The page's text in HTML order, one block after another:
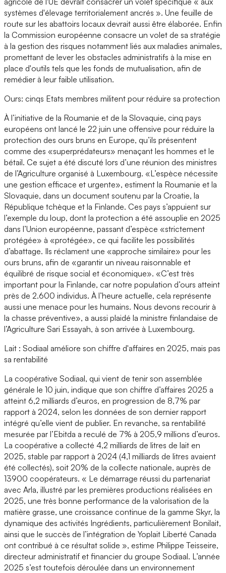
systèmes d'élevage territorialement ancrés ». Une feuille de
route sur les abattoirs locaux devrait aussi être élaborée. Enfin
la Commission européenne consacre un volet de sa stratégie
à la gestion des risques notamment liés aux maladies animales,
promettant de lever les obstacles administratifs à la mise en
place d'outils tels que les fonds de mutualisation, afin de
remédier à leur faible utilisation.
Ours: cinqs Etats membres militent pour réduire sa protection
À l’initiative de la Roumanie et de la Slovaquie, cinq pays
européens ont lancé le 22 juin une offensive pour réduire la
protection des ours bruns en Europe, qu’ils présentent
comme des «superprédateurs» menaçant les hommes et le
bétail. Ce sujet a été discuté lors d’une réunion des ministres
de l’Agriculture organisé à Luxembourg. «L’espèce nécessite
une gestion efficace et urgente», estiment la Roumanie et la
Slovaquie, dans un document soutenu par la Croatie, la
République tchèque et la Finlande. Ces pays s’appuient sur
l’exemple du loup, dont la protection a été assouplie en 2025
dans l’Union européenne, passant d’espèce «strictement
protégée» à «protégée», ce qui facilite les possibilités
d’abattage. Ils réclament une «approche similaire» pour les
ours bruns, afin de «garantir un niveau raisonnable et
équilibré de risque social et économique». «C’est très
important pour la Finlande, car notre population d’ours atteint
près de 2.600 individus. À l’heure actuelle, cela représente
aussi une menace pour les humains. Nous devons recourir à
la chasse préventive», a aussi plaidé la ministre finlandaise de
l’Agriculture Sari Essayah, à son arrivée à Luxembourg.
Lait : Sodiaal améliore son chiffre d'affaires en 2025, mais pas
sa rentabilité
La coopérative Sodiaal, qui vient de tenir son assemblée
générale le 10 juin, indique que son chiffre d’affaires 2025 a
atteint 6,2 milliards d’euros, en progression de 8,7% par
rapport à 2024, selon les données de son dernier rapport
intégré qu’elle vient de publier. En revanche, sa rentabilité
mesurée par l’Ebitda a reculé de 7% à 205,9 millions d’euros.
La coopérative a collecté 4,2 milliards de litres de lait en
2025, stable par rapport à 2024 (4,1 milliards de litres avaient
été collectés), soit 20% de la collecte nationale, auprès de
13900 coopérateurs. « Le démarrage réussi du partenariat
avec Arla, illustré par les premières productions réalisées en
2025, une très bonne performance de la valorisation de la
matière grasse, une croissance continue de la gamme Skyr, la
dynamique des activités Ingrédients, particulièrement Bonilait,
ainsi que le succès de l’intégration de Yoplait Liberté Canada
ont contribué à ce résultat solide », estime Philippe Teisseire,
directeur administratif et financier du groupe Sodiaal. L’année
2025 s’est toutefois déroulée dans un environnement